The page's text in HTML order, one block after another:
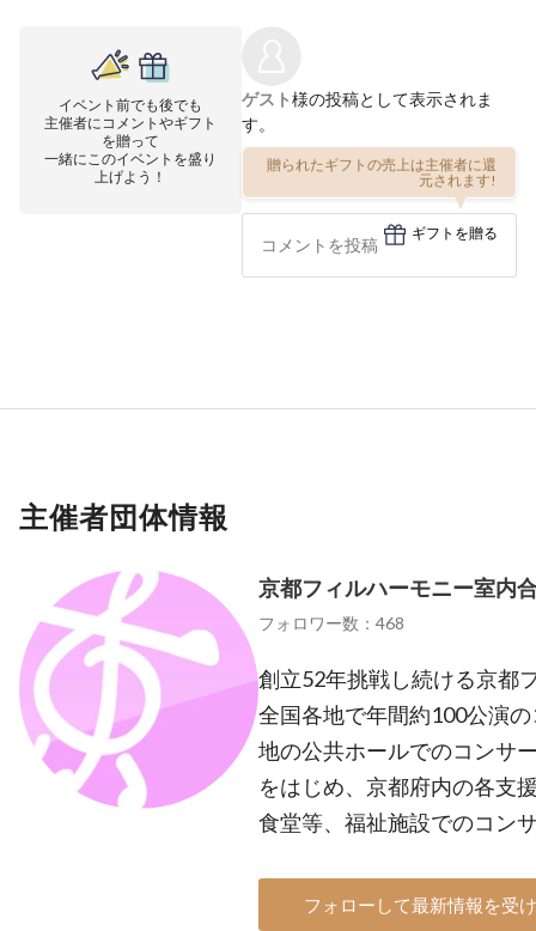
イベント前でも後でも
主催者にコメントやギフト
を贈って
一緒にこのイベントを盛り
上げよう！
ゲスト様の投稿として表示されま
す。
贈られたギフトの売上は主催者に還
元されます!
ギフトを贈る
主催者団体情報
京都フィルハーモニー室内
フォロワー数：468
創立52年挑戦し続ける京都
全国各地で年間約100公演
地の公共ホールでのコンサ
をはじめ、京都府内の各支
食堂等、福祉施設でのコン
フォローして最新情報を受